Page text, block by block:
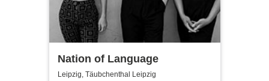
Nation of Language
Leipzig, Täubchenthal Leipzig